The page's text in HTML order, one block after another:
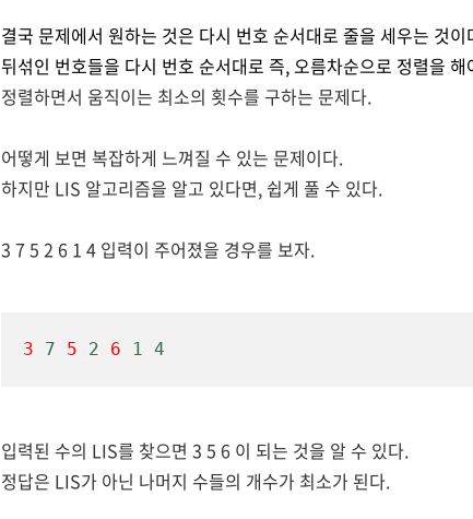
결국 문제에서 원하는 것은 다시 번호 순서대로 줄을 세우는 것이
뒤섞인 번호들을 다시 번호 순서대로 즉, 오름차순으로 정렬을 해
정렬하면서 움직이는 최소의 횟수를 구하는 문제다.
어떻게 보면 복잡하게 느껴질 수 있는 문제이다.
하지만 LIS 알고리즘을 알고 있다면, 쉽게 풀 수 있다.
3 7 5 2 6 1 4 입력이 주어졌을 경우를 보자.
3 7 5 2 6 1 4
입력된 수의 LIS를 찾으면 3 5 6 이 되는 것을 알 수 있다.
정답은 LIS가 아닌 나머지 수들의 개수가 최소가 된다.